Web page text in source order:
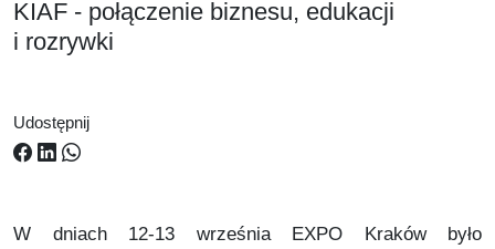
KIAF - połączenie biznesu, edukacji
i rozrywki
Udostępnij
W dniach 12-13 września EXPO Kraków było